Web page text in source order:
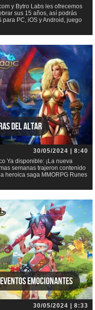
y Bytro Labs les ofrecemos
sus 15 años, así podrás
PC, iOS y Android, juego
del Altar
30/05/2024 | 8:40
Ya disponible: ¡La nueva
semanas trajeron contenido
heroica saga MMORPG Runes
emocionantes
30/05/2024 | 8:33